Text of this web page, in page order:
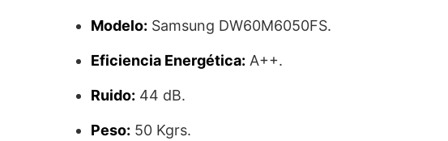
Modelo: Samsung DW60M6050FS.
Eficiencia Energética: A++.
Ruido: 44 dB.
Peso: 50 Kgrs.